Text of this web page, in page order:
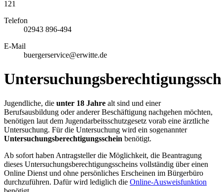
121
Telefon
02943 896-494
E-Mail
buergerservice@erwitte.de
Jugendliche, die unter 18 Jahre alt sind und einer
Berufsausbildung oder anderer Beschäftigung nachgehen möchten,
benötigen laut dem Jugendarbeitsschutzgesetz vorab eine ärztliche
Untersuchung. Für die Untersuchung wird ein sogenannter
Untersuchungsberechtigungsschein benötigt.
Ab sofort haben Antragsteller die Möglichkeit, die Beantragung
dieses Untersuchungsberechtigungsscheins vollständig über einen
Online Dienst und ohne persönliches Erscheinen im Bürgerbüro
durchzuführen. Dafür wird lediglich die Online-Ausweisfunktion